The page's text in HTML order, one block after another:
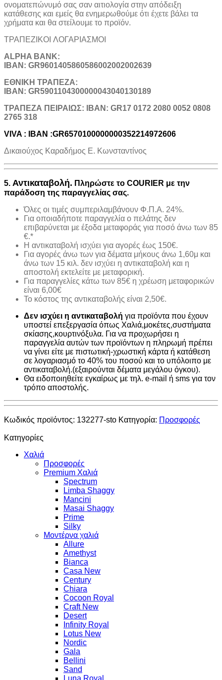
ονοματεπώνυμό σας σαν αιτιολογία στην απόδειξη
κατάθεσης και εμείς θα ενημερωθούμε ότι έχετε βάλει τα
χρήματα και θα στείλουμε το προϊόν.
ΤΡΑΠΕΖΙΚOI ΛΟΓΑΡΙΑΣΜΟΙ
ALPHA BANK:
IBAN: GR9601405860586002002002639
ΕΘΝΙΚΗ ΤΡΑΠΕΖΑ:
IBAN: GR5901104300000043040130189
TΡΑΠΕΖΑ ΠΕΙΡΑΙΩΣ: IBAN: GR17 0172 2080 0052 0808
2765 318
VIVA : IBAN :GR6570100000000352214972606
Δικαιούχος Καραδήμος Ε. Κωνσταντίνος
5. Αντικαταβολή. Πληρώστε το COURIER με την
παράδοση της παραγγελίας σας.
Όλες οι τιμές συμπεριλαμβάνουν Φ.Π.Α. 24%.
Για οποιαδήποτε παραγγελία ο πελάτης δεν
επιβαρύνεται με έξοδα μεταφοράς για ποσό άνω των 85
€.*
H αντικαταβολή ισχύει για αγορές έως 150€.
Για αγορές άνω των για δέματα μήκους άνω 1,60μ και
άνω των 15 κιλ. δεν ισχύει η αντικαταβολή και η
αποστολή εκτελείτε με μεταφορική.
Για παραγγελίες κάτω των 85€ η χρέωση μεταφορικών
είναι 6,00€
Το κόστος της αντικαταβολής είναι 2,50€.
Δεν ισχύει η αντικαταβολή για προϊόντα που έχουν
υποστεί επεξεργασία όπως Χαλιά,μοκέτες,συστήματα
σκίασης,κουρτινόξυλα. Για να προχωρήσει η
παραγγελία αυτών των προϊόντων η πληρωμή πρέπει
να γίνει είτε με πιστωτική-χρωστική κάρτα ή κατάθεση
σε λογαριασμό το 40% του ποσού και το υπόλοιπο με
αντικαταβολή.(εξαιρούνται δέματα μεγάλου όγκου).
Θα ειδοποιηθείτε εγκαίρως με τηλ. e-mail ή sms για τον
τρόπο αποστολής.
Κωδικός προϊόντος: 132277-sto Κατηγορία: Προσφορές
Κατηγορίες
Χαλιά
Προσφορές
Premium Χαλιά
Spectrum
Limba Shaggy
Mancini
Masai Shaggy
Prime
Silky
Μοντέρνα χαλιά
Allure
Amethyst
Bianca
Casa New
Century
Chiara
Cocoon Royal
Craft New
Desert
Infinity Royal
Lotus New
Nordic
Gala
Bellini
Sand
Luna Royal